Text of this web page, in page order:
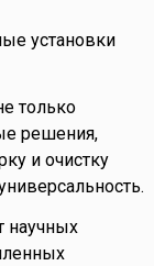
установки
только
решения,
и очистку
научных